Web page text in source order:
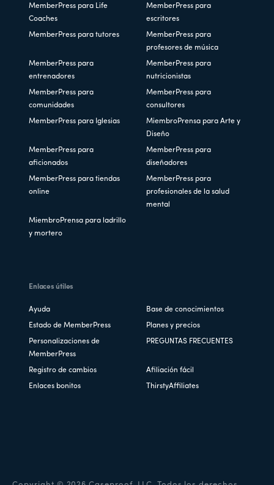
MemberPress para Life
Coaches
MemberPress para
escritores
MemberPress para tutores
MemberPress para
profesores de música
MemberPress para
entrenadores
MemberPress para
nutricionistas
MemberPress para
comunidades
MemberPress para
consultores
MemberPress para Iglesias
MiembroPrensa para Arte y
Diseño
MemberPress para
aficionados
MemberPress para
diseñadores
MemberPress para tiendas
online
MemberPress para
profesionales de la salud
mental
MiembroPrensa para ladrillo
y mortero
Enlaces útiles
Ayuda Base de conocimientos
Estado de MemberPress Planes y precios
Personalizaciones de
MemberPress
PREGUNTAS FRECUENTES
Registro de cambios Afiliación fácil
Enlaces bonitos ThirstyAffiliates